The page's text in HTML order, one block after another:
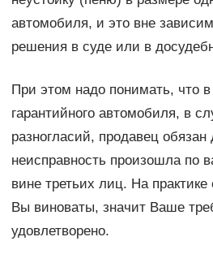
автомобиля, и это вне
решения в суде или в
При этом надо понимать, что
гарантийного автомобиля, в
разногласий, продавец обязан
неисправность произошла по
вине третьих лиц. На практике
Вы виноваты, значит Ваше
удовлетворено.